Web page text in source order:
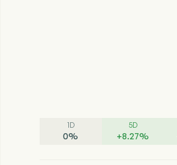
1D
0%
5D
+8.27%